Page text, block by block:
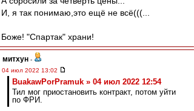
И, я так понимаю,это ещё не всё(((...
Боже! "Спартак" храни!
митхун -
04 июл 2022 13:02
BuakawPorPramuk » 04 июл 2022 12:54
Тил мог приостановить контракт, потом уйти
по ФРИ.